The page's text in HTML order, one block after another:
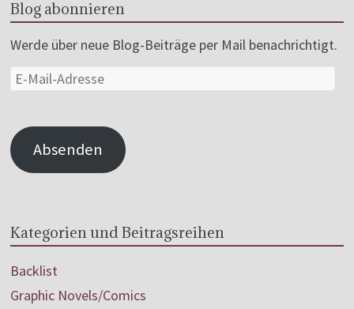
Blog abonnieren
Werde über neue Blog-Beiträge per Mail benachrichtigt.
Absenden
Kategorien und Beitragsreihen
Backlist
Graphic Novels/Comics